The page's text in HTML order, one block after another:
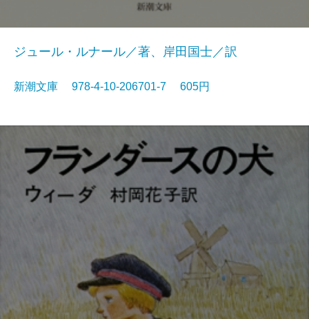
ジュール・ルナール／著、岸田国士／訳
新潮文庫 978-4-10-206701-7 605円